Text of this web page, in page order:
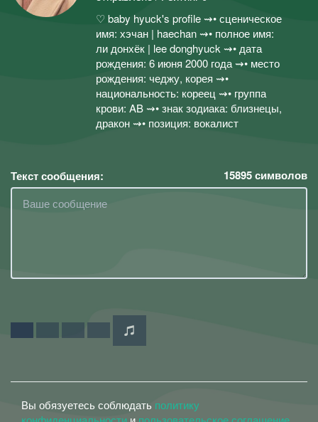
♡ baby hyuck's profile ⇝• сценическое
имя: хэчан | haechan ⇝• полное имя:
ли донхёк | lee donghyuck ⇝• дата
рождения: 6 июня 2000 года ⇝• место
рождения: чеджу, корея ⇝•
национальность: кореец ⇝• группа
крови: AB ⇝• знак зодиака: близнецы,
дракон ⇝• позиция: вокалист
Текст сообщения: 15895символов
Вы обязуетесь соблюдать политику